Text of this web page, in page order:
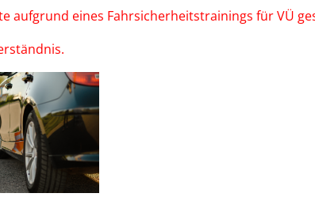
aufgrund eines Fahrsicherheitstrainings für VÜ